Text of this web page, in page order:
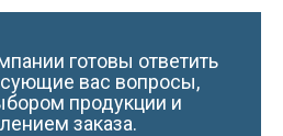
готовы ответить
вас вопросы,
продукции и
заказа.